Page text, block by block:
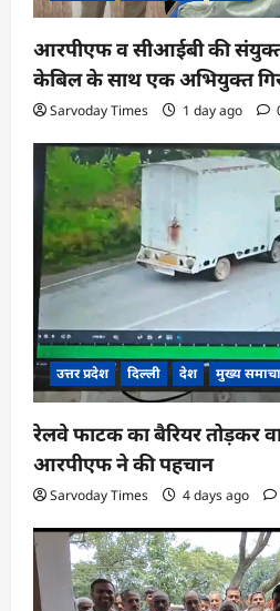
आरपीएफ व सीआईबी की संयुक्त
केबिल के साथ एक अभियुक्त
Sarvoday Times 1 day ago
उत्तर प्रदेश दिल्ली देश मुख्य
रेलवे फाटक का बैरियर तोड़कर
आरपीएफ ने की पहचान
Sarvoday Times 4 days ago